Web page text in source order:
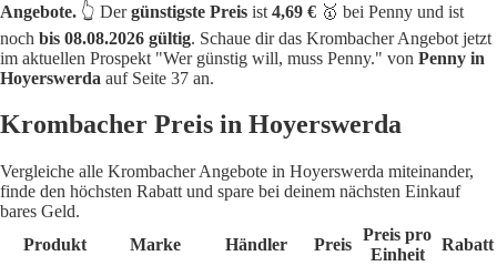
Angebote. 👆 Dergünstigste Preis ist 4,69 € 🥇 bei Penny und ist
noch bis 08.08.2026 gültig. Schaue dir das Krombacher Angebot jetzt
im aktuellen Prospekt "Wer günstig will, muss Penny." von Penny in
Hoyerswerda auf Seite 37 an.
Krombacher Preis in Hoyerswerda
Vergleiche alle Krombacher Angebote in Hoyerswerda miteinander,
finde den höchsten Rabatt und spare bei deinem nächsten Einkauf
bares Geld.
Produkt
Marke Händler Preis
Preis pro
Einheit
Rabatt